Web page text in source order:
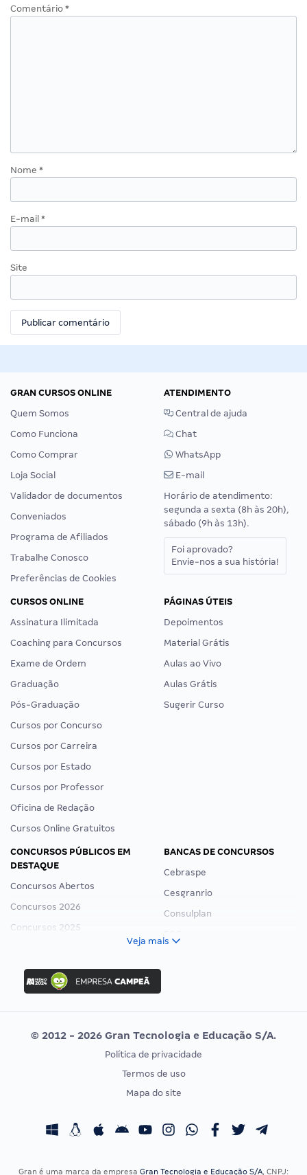
Comentário *
Nome *
E-mail *
Site
GRAN CURSOS ONLINE
Quem Somos
Como Funciona
Como Comprar
Loja Social
Validador de documentos
Conveniados
Programa de Afiliados
Trabalhe Conosco
Preferências de Cookies
ATENDIMENTO
Central de ajuda
Chat
WhatsApp
E-mail
Horário de atendimento:
segunda a sexta (8h às 20h),
sábado (9h às 13h).
Foi aprovado?
Envie-nos a sua história!
CURSOS ONLINE
Assinatura Ilimitada
Coaching para Concursos
Exame de Ordem
Graduação
Pós-Graduação
Cursos por Concurso
Cursos por Carreira
Cursos por Estado
Cursos por Professor
Oficina de Redação
Cursos Online Gratuitos
PÁGINAS ÚTEIS
Depoimentos
Material Grátis
Aulas ao Vivo
Aulas Grátis
Sugerir Curso
CONCURSOS PÚBLICOS EM
DESTAQUE
Concursos Abertos
Concursos 2026
Concursos 2025
Concurso Ibama
Concurso MPU
Editais publicados
BANCAS DE CONCURSOS
Cebraspe
Cesgranrio
Consulplan
Vunesp
CONCURSOS POR PROFISSÃO
Concursos Fiscais
EXAME DE ORDEM
Calendário OAB
Veja mais
© 2012 - 2026 Gran Tecnologia e Educação S/A.
Política de privacidade
Termos de uso
Mapa do site
Gran é uma marca da empresa Gran Tecnologia e Educação S/A, CNPJ: